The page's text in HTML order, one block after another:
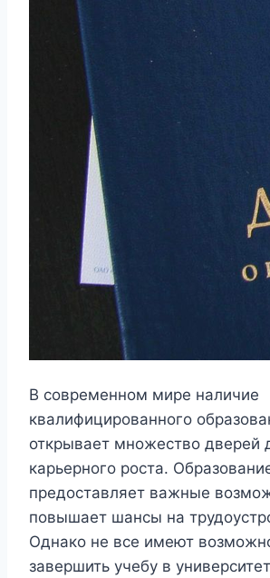
В современном мире наличие
квалифицированного
открывает множество дверей
карьерного роста.
предоставляет важные
повышает шансы на
Однако не все имеют
завершить учебу в